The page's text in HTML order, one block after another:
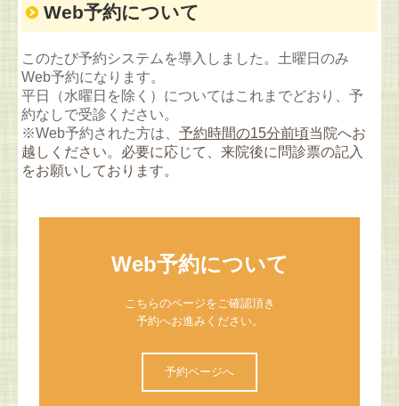
Web予約について
このたび予約システムを導入しました。 土曜日のみ
Web予約になります。
平日（水曜日を除く）についてはこれまでどおり、予
約なしで受診ください。
※Web予約された方は、予約時間の15分前頃当院へお
越しください。必要に応じて、来院後に問診票の記入
をお願いしております。
Web予約について
こちらのページをご確認頂き
予約へお進みください。
予約ページへ